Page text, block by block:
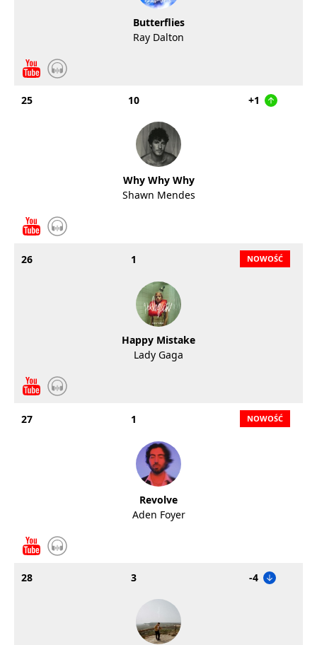
Butterflies
Ray Dalton
25 10 +1
Why Why Why
Shawn Mendes
26 1
Happy Mistake
Lady Gaga
27 1
Revolve
Aden Foyer
28 3 -4